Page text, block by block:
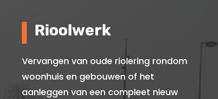
Rioolwerk
Vervangen van oude riolering rondom
woonhuis en gebouwen of het
aanleggen van een compleet nieuw